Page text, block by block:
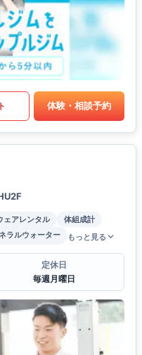
体験・相談予約
ェアレンタル
体組成計
ラルウォーター もっと見る
定休日
毎週月曜日